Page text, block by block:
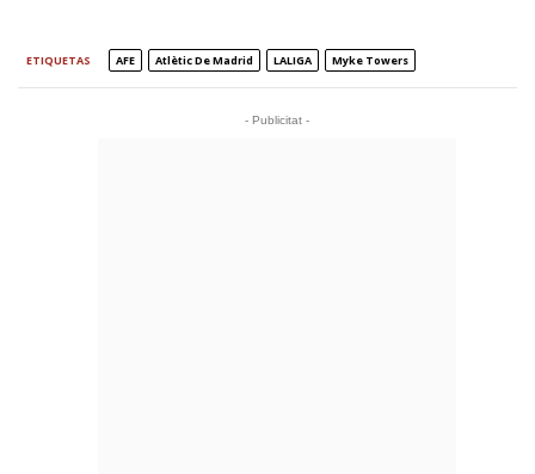
ETIQUETAS AFE Atlètic De Madrid LALIGA Myke Towers
- Publicitat -